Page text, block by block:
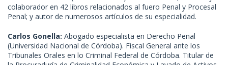
colaborador en 42 libros relacionados al fuero Penal y Procesal
Penal; y autor de numerosos artículos de su especialidad.
Carlos Gonella: Abogado especialista en Derecho Penal
(Universidad Nacional de Córdoba). Fiscal General ante los
Tribunales Orales en lo Criminal Federal de Córdoba. Titular de